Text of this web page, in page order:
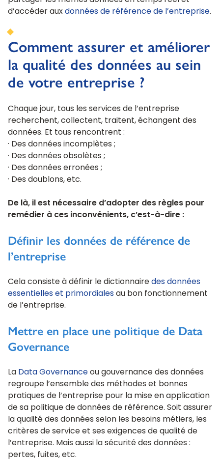
d’accéder aux données de référence de l’entreprise.
Comment assurer et améliorer
la qualité des données au sein
de votre entreprise ?
Chaque jour, tous les services de l’entreprise
recherchent, collectent, traitent, échangent des
données. Et tous rencontrent :
· Des données incomplètes ;
· Des données obsolètes ;
· Des données erronées ;
· Des doublons, etc.
De là, il est nécessaire d’adopter des règles pour
remédier à ces inconvénients, c’est-à-dire :
Définir les données de référence de
l’entreprise
Cela consiste à définir le dictionnaire des données
essentielles et primordiales au bon fonctionnement
de l’entreprise.
Mettre en place une politique de Data
Governance
La Data Governance ou gouvernance des données
regroupe l’ensemble des méthodes et bonnes
pratiques de l’entreprise pour la mise en application
de sa politique de données de référence. Soit assurer
la qualité des données selon les besoins métiers, les
critères de service et ses exigences de qualité de
l’entreprise. Mais aussi la sécurité des données :
pertes, fuites, etc.